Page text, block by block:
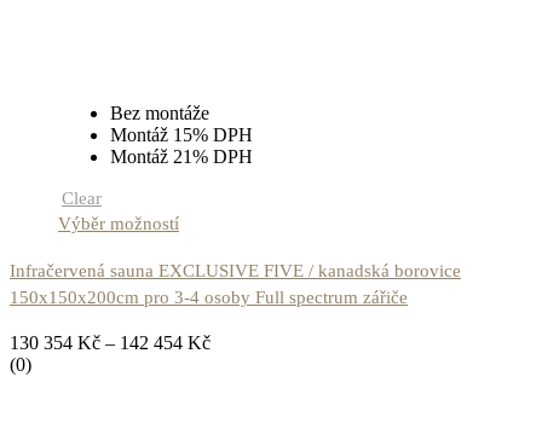
Bez montáže
Montáž 15% DPH
Montáž 21% DPH
Clear
Výběr možností
Infračervená sauna EXCLUSIVE FIVE / kanadská borovice
150x150x200cm pro 3-4 osoby Full spectrum zářiče
130 354 Kč – 142 454 Kč
(0)